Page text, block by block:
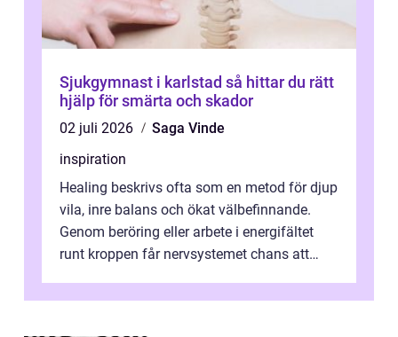
Sjukgymnast i karlstad så hittar du rätt
hjälp för smärta och skador
02 juli 2026
Saga Vinde
inspiration
Healing beskrivs ofta som en metod för djup
vila, inre balans och ökat välbefinnande.
Genom beröring eller arbete i energifältet
runt kroppen får nervsystemet chans att